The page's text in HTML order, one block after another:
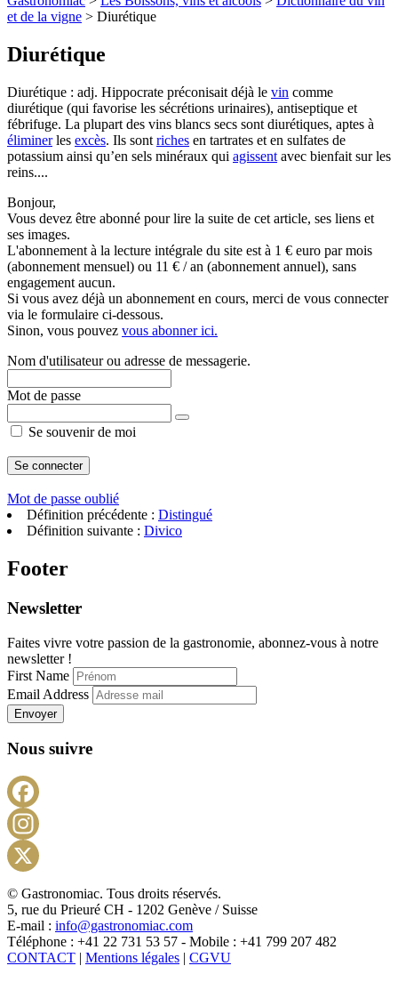
et de la vigne > Diurétique
Diurétique
Diurétique : adj. Hippocrate préconisait déjà le vin comme
diurétique (qui favorise les sécrétions urinaires), antiseptique et
fébrifuge. La plupart des vins blancs secs sont diurétiques, aptes à
éliminerles excès. Ils sont riches en tartrates et en sulfates de
potassium ainsi qu’en sels minéraux qui agissent avec bienfait sur les
reins....
Bonjour,
Vous devez être abonné pour lire la suite de cet article, ses liens et
ses images.
L'abonnement à la lecture intégrale du site est à 1 € euro par mois
(abonnement mensuel) ou 11 € / an (abonnement annuel), sans
engagement aucun.
Si vous avez déjà un abonnement en cours, merci de vous connecter
via le formulaire ci-dessous.
Sinon, vous pouvez vous abonner ici.
Nom d'utilisateur ou adresse de messagerie.
Mot de passe
Se souvenir de moi
Mot de passe oublié
Définition précédente : Distingué
Définition suivante : Divico
Footer
Newsletter
Faites vivre votre passion de la gastronomie, abonnez-vous à notre
newsletter !
First Name
Email Address
Envoyer
Nous suivre
X
© Gastronomiac. Tous droits réservés.
5, rue du Prieuré CH - 1202 Genève / Suisse
E-mail : info@gastronomiac.com
Téléphone : +41 22 731 53 57 - Mobile : +41 799 207 482
CONTACT | Mentions légales | CGVU